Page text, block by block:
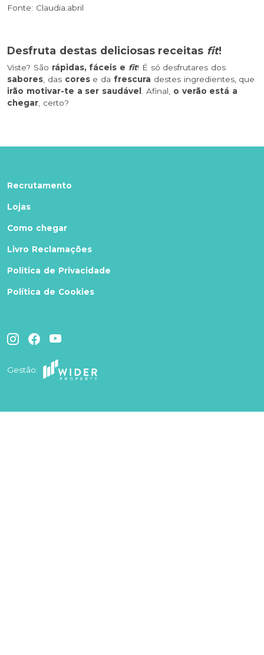
Fonte: Claudia.abril
Desfruta destas deliciosas receitas fit!
Viste? São rápidas, fáceis e fit! É só desfrutares dos
sabores , das corese da frescura destes ingredientes, que
irão motivar-te a ser saudável
. Afinal, o verão está a
chegar , certo?
Recrutamento
Lojas
Como chegar
Livro Reclamações
Política de Privacidade
Política de Cookies
Gestão: